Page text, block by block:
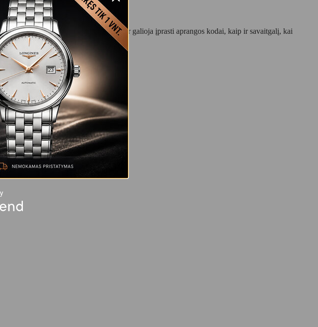
tinkamas dėvėti verslo aplinkoje, kur galioja įprasti aprangos kodai, kaip ir savaitgalį, kai